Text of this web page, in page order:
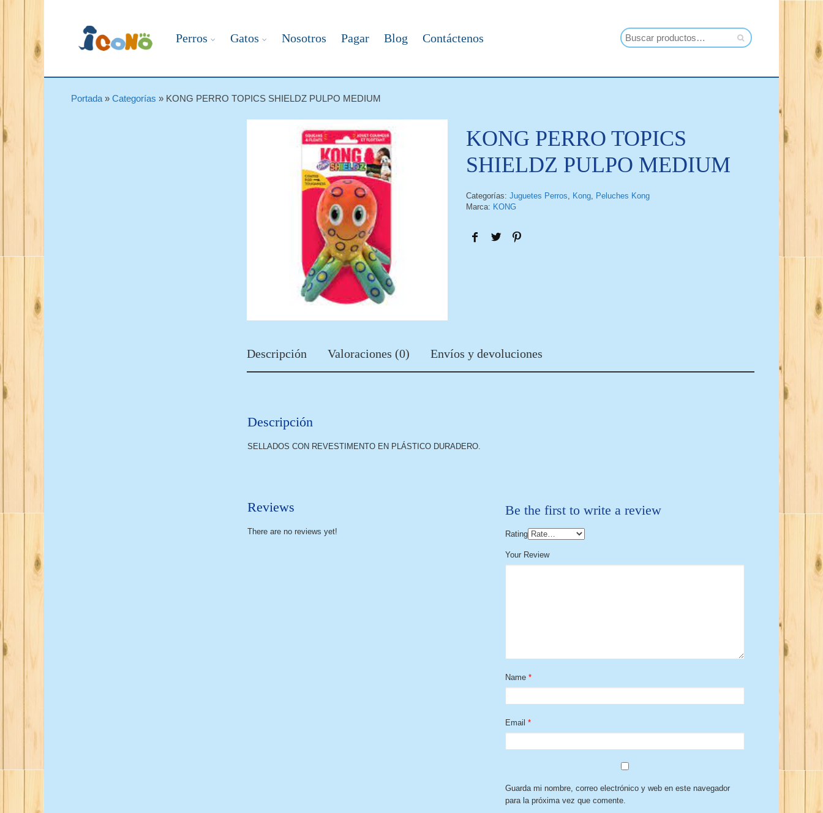
Perros Gatos Nosotros Pagar Blog Contáctenos
Portada » Categorías » KONG PERRO TOPICS SHIELDZ PULPO MEDIUM
KONG PERRO TOPICS
SHIELDZ PULPO MEDIUM
Categorías: Juguetes Perros, Kong, Peluches Kong
Marca: KONG
Descripción Valoraciones (0) Envíos y devoluciones
Descripción
SELLADOS CON REVESTIMENTO EN PLÁSTICO DURADERO.
Reviews
There are no reviews yet!
Be the first to write a review
Rating
Your Review
Name *
Email *
Guarda mi nombre, correo electrónico y web en este navegador
para la próxima vez que comente.